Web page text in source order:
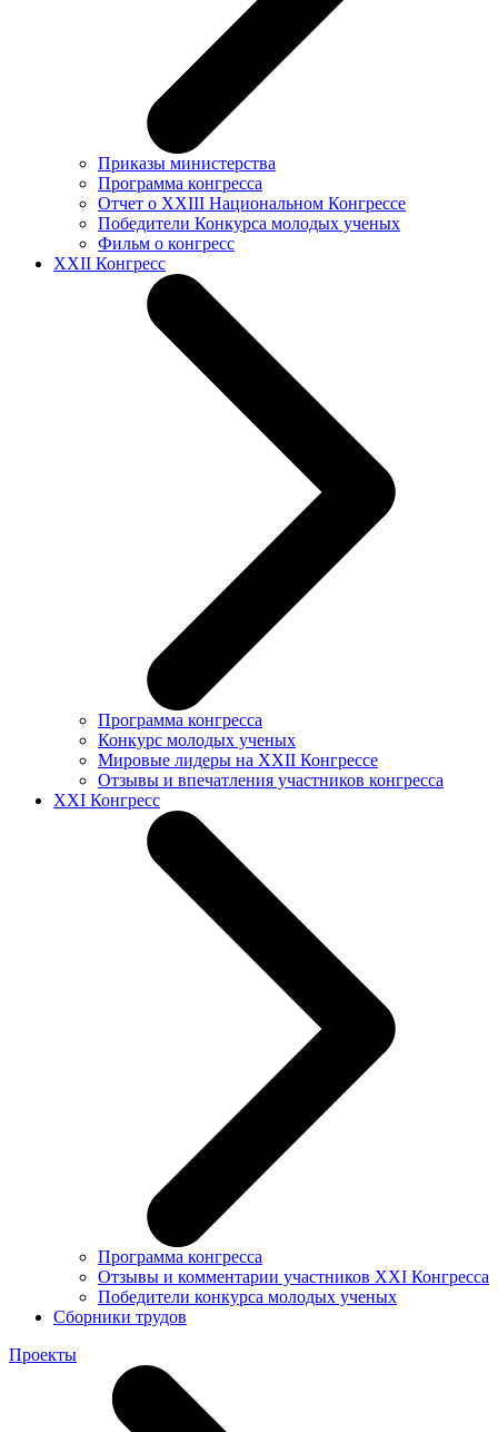
Приказы министерства
Программа конгресса
Отчет о XXIII Национальном Конгрессе
Победители Конкурса молодых ученых
Фильм о конгресс
XXII Конгресс
Программа конгресса
Конкурс молодых ученых
Мировые лидеры на XXII Конгрессе
Отзывы и впечатления участников конгресса
XXI Конгресс
Программа конгресса
Отзывы и комментарии участников XXI Конгресса
Победители конкурса молодых ученых
Сборники трудов
Проекты